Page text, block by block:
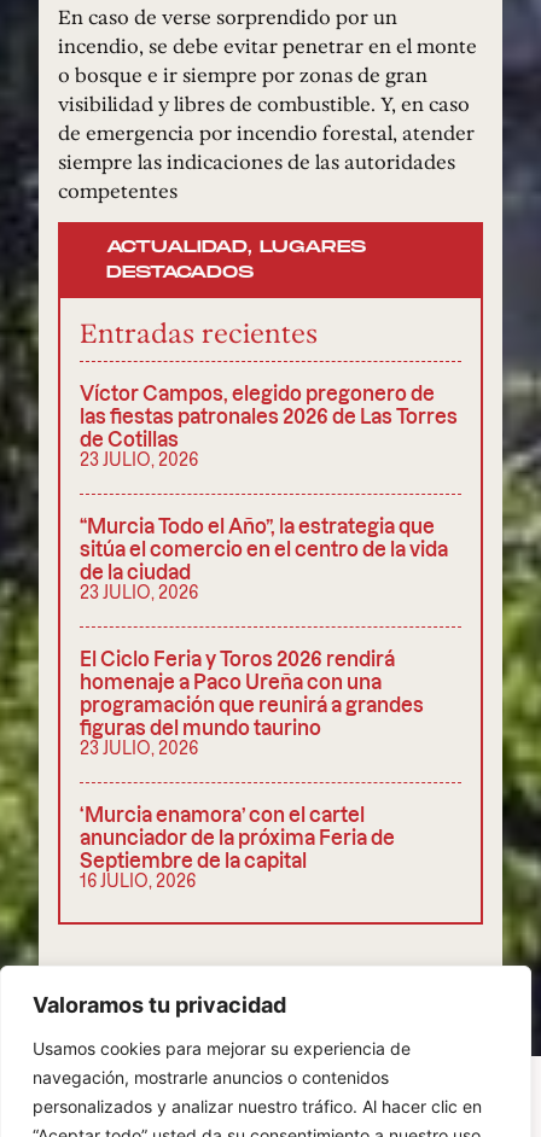
Valoramos tu privacidad
Usamos cookies para mejorar su experiencia de
navegación, mostrarle anuncios o contenidos
personalizados y analizar nuestro tráfico. Al hacer clic en
COMPARTIR
En caso de verse sorprendido por un
incendio, se debe evitar penetrar en el monte
o bosque e ir siempre por zonas de gran
visibilidad y libres de combustible. Y, en caso
de emergencia por incendio forestal, atender
siempre las indicaciones de las autoridades
competentes
ACTUALIDAD, LUGARES
DESTACADOS
Entradas recientes
Víctor Campos, elegido pregonero de
las fiestas patronales 2026 de Las Torres
de Cotillas
23 JULIO, 2026
“Murcia Todo el Año”, la estrategia que
sitúa el comercio en el centro de la vida
de la ciudad
23 JULIO, 2026
El Ciclo Feria y Toros 2026 rendirá
homenaje a Paco Ureña con una
programación que reunirá a grandes
figuras del mundo taurino
23 JULIO, 2026
‘Murcia enamora’ con el cartel
anunciador de la próxima Feria de
Septiembre de la capital
16 JULIO, 2026